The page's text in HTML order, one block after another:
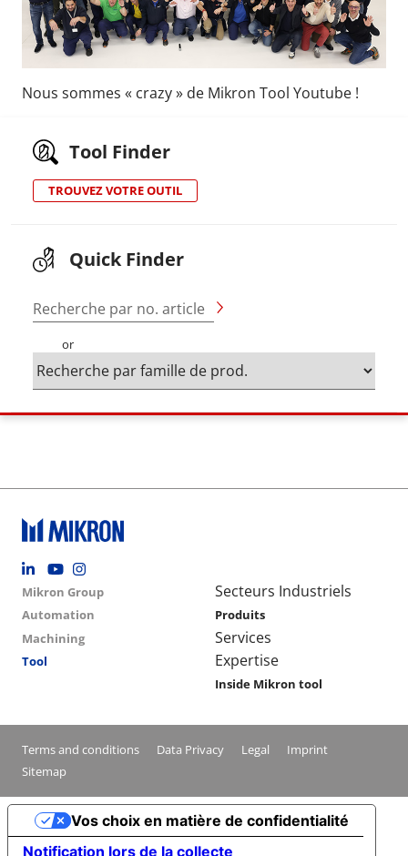
Nous sommes « crazy» de Mikron Tool Youtube !
Tool Finder
TROUVEZ VOTRE OUTIL
Quick Finder
Recherche par no. article
or
Footer social
Group menu
Mikron Group
Automation
Machining
Tool
Main navigation
Secteurs Industriels
Produits
Services
Expertise
Inside Mikron tool
Conditions footer menu
Terms and conditions Data Privacy Legal
Imprint
Sitemap
Notification lors de la collecte
Vos choix en matière de confidentialité